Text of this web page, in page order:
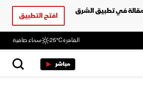
في تطبيق الشرق
افتح التطبيق
القاهرة25°C سماء صافية
مباشر